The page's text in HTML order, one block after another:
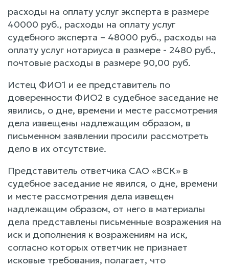
расходы на оплату услуг эксперта в размере
40000 руб., расходы на оплату услуг
судебного эксперта – 48000 руб., расходы на
оплату услуг нотариуса в размере - 2480 руб.,
почтовые расходы в размере 90,00 руб.
Истец ФИО1 и ее представитель по
доверенности ФИО2 в судебное заседание не
явились, о дне, времени и месте рассмотрения
дела извещены надлежащим образом, в
письменном заявлении просили рассмотреть
дело в их отсутствие.
Представитель ответчика САО «ВСК» в
судебное заседание не явился, о дне, времени
и месте рассмотрения дела извещен
надлежащим образом, от него в материалы
дела представлены письменные возражения на
иск и дополнения к возражениям на иск,
согласно которых ответчик не признает
исковые требования, полагает, что